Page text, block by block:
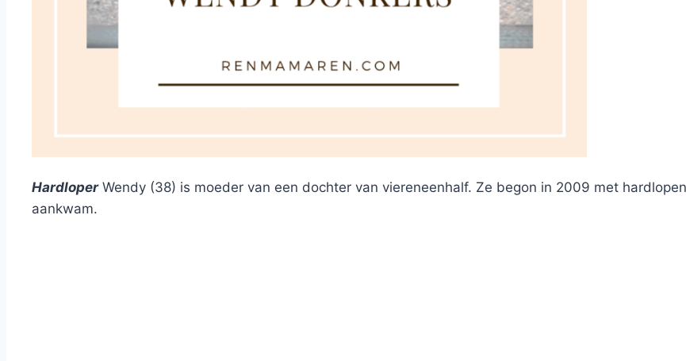
HardloperWendy (38) is moeder van een dochter van viereneenhalf. Ze begon in 2009 met
aankwam.